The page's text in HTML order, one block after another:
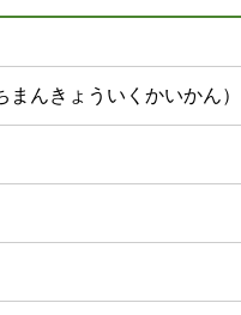
んきょういくかいかん）